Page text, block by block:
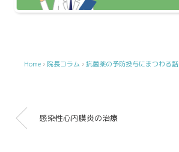
Home › 院長コラム ›抗菌薬の予防投与にまつわる話
感染性心内膜炎の治療